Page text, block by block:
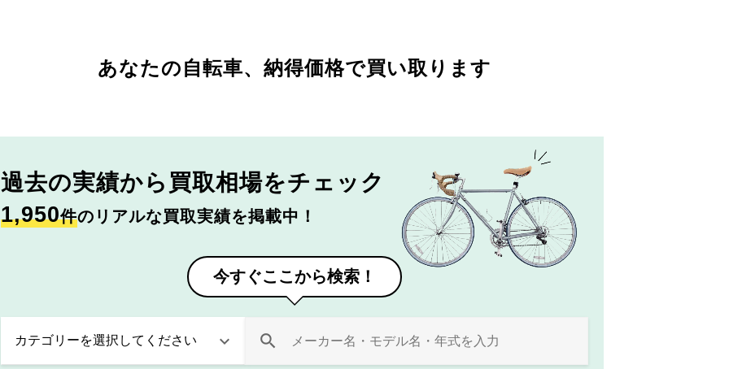
あなたの自転車、 納得価格で買い取ります
過去の実績から 買取相場をチェック
1,950件のリアルな買取実績を掲載中！
今すぐここから検索！